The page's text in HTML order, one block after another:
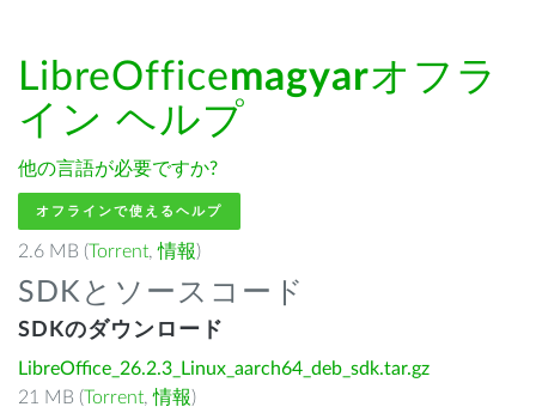
LibreOfficemagyarオフラ
イン ヘルプ
他の言語が必要ですか?
オフラインで使えるヘルプ
2.6 MB (Torrent,情報)
SDKとソースコード
SDKのダウンロード
LibreOffice_26.2.3_Linux_aarch64_deb_sdk.tar.gz
21 MB (Torrent,情報)